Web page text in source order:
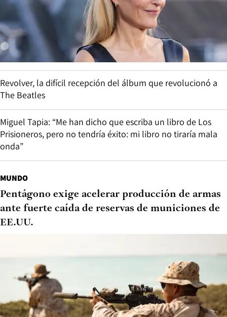
Revolver, la difícil recepción del álbum que revolucionó a
The Beatles
Miguel Tapia: “Me han dicho que escriba un libro de Los
Prisioneros, pero no tendría éxito: mi libro no tiraría mala
onda”
MUNDO
Pentágono exige acelerar producción de armas
ante fuerte caída de reservas de municiones de
EE.UU.